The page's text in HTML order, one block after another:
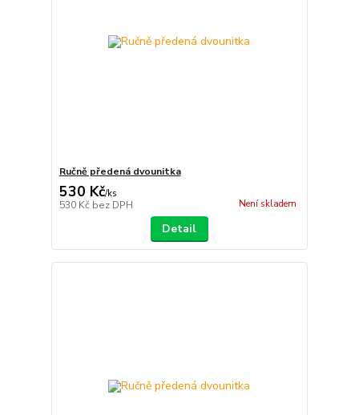
Ručně předená dvounitka
530 Kč/ks
530 Kč bez DPH Není skladem
Detail